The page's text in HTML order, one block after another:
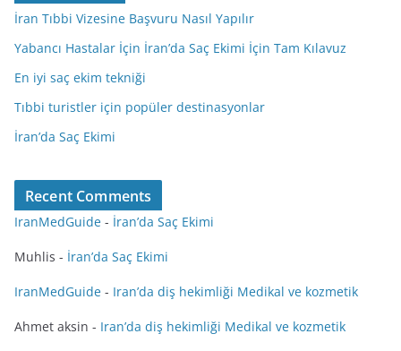
İran Tıbbi Vizesine Başvuru Nasıl Yapılır
Yabancı Hastalar İçin İran’da Saç Ekimi İçin Tam Kılavuz
En iyi saç ekim tekniği
Tıbbi turistler için popüler destinasyonlar
İran’da Saç Ekimi
Recent Comments
IranMedGuide - İran’da Saç Ekimi
Muhlis - İran’da Saç Ekimi
IranMedGuide - Iran’da diş hekimliği Medikal ve kozmetik
Ahmet aksin - Iran’da diş hekimliği Medikal ve kozmetik